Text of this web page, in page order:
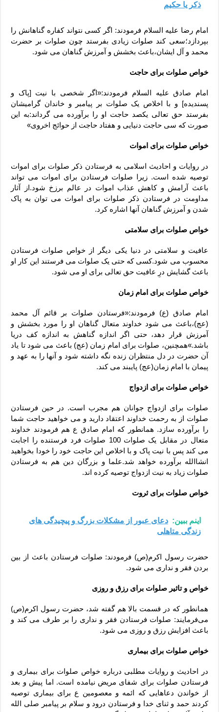
ذکر یا حکیم
امام رضا علیه السلام فرمودند: اگر کسی نتواند کفاره گناهانش را
بپردازد؛سعی کند صلوات زیادی بفرستد چون صلوات بر حضرت
محمد و آل ایشان،باعث بخشش و آمرزش گناهان می شود.
خواص صلوات برای حاجت
امام صادق علیه السلام فرمودند:«اگر شخصی با نیت [پاک و
پسندیده] و با اخلاص یک صلوات بر پیامبر و خاندان گرامیشان
بفرستد حق تعالی یکصد حاجت او را برآورده می گرداند:به این
صورت که سی حاجت دنیایی و هفتاد حاجت از حوائج اخروی»
خواص صلوات برای اموات
در روایات و احادیث اسلامی به فرستادن ذکر صلوات برای اموات
توصیه شده است. زیرا صلوات فرستادن برای اموات می تواند
باعث آرامش و کاهش عذاب اموات در عالم برزخ شود.از آثار
مداومت در فرستادن ذکر صلوات برای اموات می توان به پاک
شدن و آمرزش گناهان آنها اشاره کرد.
خواص صلوات برای سلامتی
عافیت و سلامتی در دنیا یکی دیگر از خواص صلوات فرستادن
محسوب می شود.کسی که حتی یک صلوات می فرستند این کار او
باعث گشایش درِ عافیت حق تعالی برای او می شود.
خواص صلوات برای امام زمان
امام صادق (ع) فرمودند:«فرستادن صلوات بر قائم آل محمد
(عج)،باعث می شود خداوند متعال گناهان او را مورد بخشش و
آمرزش قرار دهد، حتی اگر اندازه گناهش به اندازه کف دریا
باشد.»همچنین، صلوات برای امام زمان (عج) باعث می شود تا یاد
آن حضرت در دل منتظران زنده نگه داشته شود و آنها را به عهد و
پیمان با امام زمان(عج) پایبند می کند.
خواص صلوات برای ازدواج
صلوات برای ازدواج جوانان هم مجرب است. در حین فرستادن
صلوات از به رحمت خداوند اعتقاد دارید و می خواهید حاجت شما
را برآورده سازد. همانطور که امام صادق ع هم فرمودند خداوند
متعال در مقابل یک صلوات 100 صلوات فرد فرستنده را اجابت
می کند پس با نیت پاک و با اخلاص این حاجت خود را خودا بخواهید
انشاالله برآورده خواهد شد.علما و بزرگان دین هم به فرستادن
صلوات زیاد به نیت ازدواج توصیه کرده اند.
خواص صلوات برای ثروت
اینم ببین: دعای عبور از مشکلات بزرگ و پیچیدگی های
زندگی متاهلی
حضرت رسول اکرم(ص) فرمودند: صلوات فرستادن باعث از بین
بردن فقر و نداری می شود.
خواص و تاثیر صلوات برای رزق و روزی
همانطور که در قسمت بالا هم گفته شد، حضرت رسول اکرم(ص)
می‌فرمایند: صلوات فرستادن فقر و نداری را بر طرف می کند و
باعث افزایش رزق و روزی می شود.
خواص صلوات برای بیماری
در احادیث و روایات مطلبی درباره خواص صلوات برای بیماری و
فرستادن صلوات برای شفای مریض نیامده است. اما پیش و بعد
از خواندن دعاهایی که ائمه و معصومین ع برای بیماری توصیه
کردند حمد و ثنای خدا و فرستادن درود و سلام بر پیامبر صلى الله